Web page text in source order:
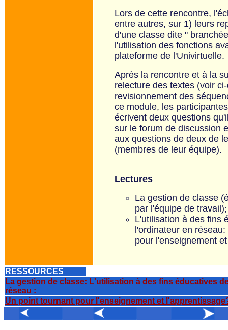
Lors de cette rencontre,
entre autres, sur 1) leurs
d'une classe dite "
l'utilisation des fonctions
plateforme de l'Univirtuelle.
Après la rencontre et à la
relecture des textes (voir
revisionnement des
ce module, les
écrivent deux questions
sur le forum de discussion
aux questions de deux de
(membres de leur équipe).
Lectures
La gestion de classe
par l'équipe de travail);
L'utilisation à des fins
l'ordinateur en
pour l'enseignement
RESSOURCES
La gestion de classe: L'utilisation à des fins éducatives
réseau :
Un point tournant pour l'enseignement et